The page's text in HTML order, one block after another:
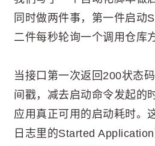
同时做两件事，第一件启动
二件每秒轮询一个调用仓库
当接口第一次返回200状态
间戳，减去启动命令发起的
应用真正可用的启动耗时。
日志里的Started